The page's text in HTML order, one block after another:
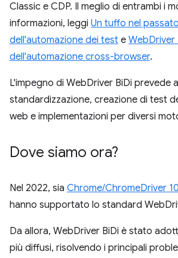
Classic e CDP. Il meglio di entrambi i
informazioni, leggi Un tuffo nel
dell'automazione dei test e WebDriver
dell'automazione cross-browser.
L'impegno di WebDriver BiDi prevede
standardizzazione, creazione di test
web e implementazioni per diversi
Dove siamo ora?
Nel 2022, sia Chrome/ChromeDriver
hanno supportato lo standard
Da allora, WebDriver BiDi è stato
più diffusi, risolvendo i principali